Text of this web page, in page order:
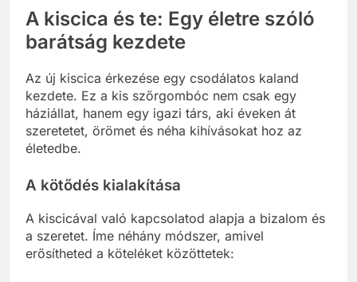
A kiscica és te: Egy életre szóló
barátság kezdete
Az új kiscica érkezése egy csodálatos kaland
kezdete. Ez a kis szőrgombóc nem csak egy
háziállat, hanem egy igazi társ, aki éveken át
szeretetet, örömet és néha kihívásokat hoz az
életedbe.
A kötődés kialakítása
A kiscicával való kapcsolatod alapja a bizalom és
a szeretet. Íme néhány módszer, amivel
erősítheted a köteléket közöttetek: